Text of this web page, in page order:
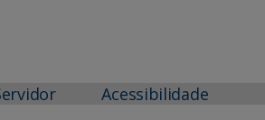
Acessibilidade